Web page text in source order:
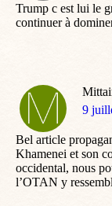
Trump c est lui le
continuer à
dit
9
Bel article
Khamenei et son
occidental, nous
l’OTAN y